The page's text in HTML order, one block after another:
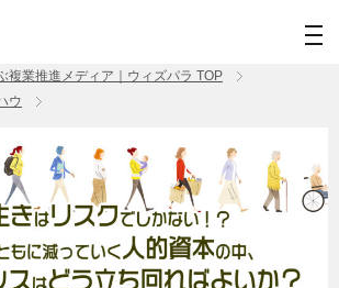
複業推進メディア｜ウィズパラ TOP
ウ